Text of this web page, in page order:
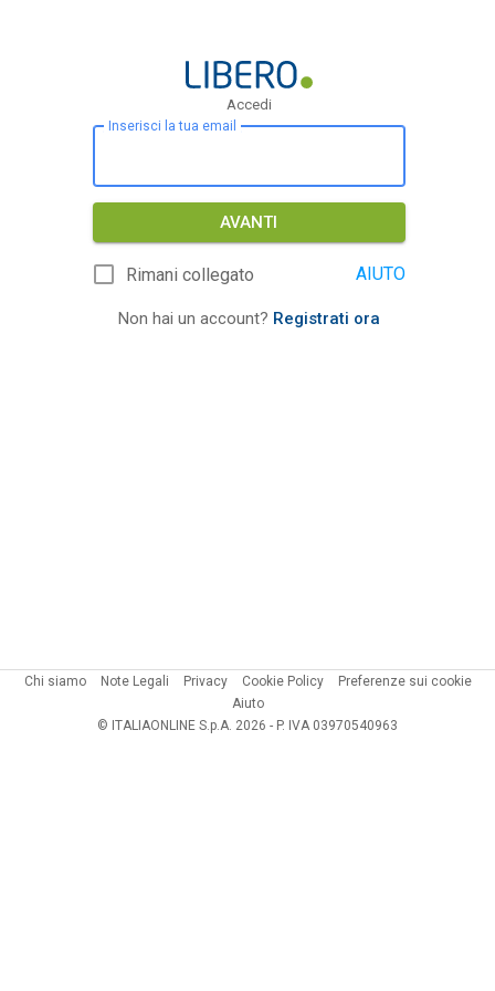
Accedi
Inserisci la tua email
AVANTI
Rimani collegato AIUTO
Non hai un account? Registrati ora
Chi siamo Note Legali Privacy Cookie Policy
Preferenze sui cookie
Aiuto
© ITALIAONLINE S.p.A. 2026 - P. IVA 03970540963